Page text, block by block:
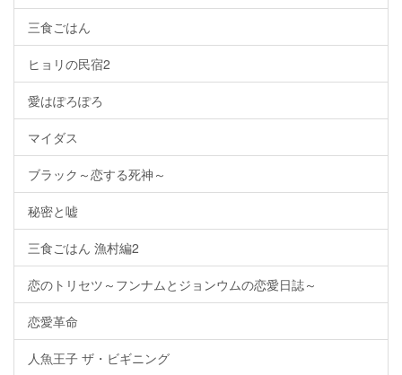
三食ごはん
ヒョリの民宿2
愛はぽろぽろ
マイダス
ブラック～恋する死神～
秘密と嘘
三食ごはん 漁村編2
恋のトリセツ～フンナムとジョンウムの恋愛日誌～
恋愛革命
人魚王子 ザ・ビギニング